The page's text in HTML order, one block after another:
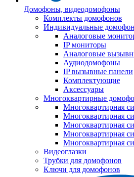
Домофоны, видеодомофоны
Комплекты домофонов
Индивидуальные
Аналоговые
IP мониторы
Аналоговые
Аудиодомофоны
IP вызывные панели
Комплектующие
Аксессуары
Многоквартирные
Многоквартирная
Многоквартирная
Многоквартирная
Многоквартирная
Многоквартирная
Видеоглазки
Трубки для домофонов
Ключи для домофонов